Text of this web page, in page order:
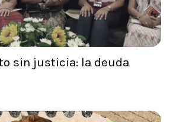
sin justicia: la deuda